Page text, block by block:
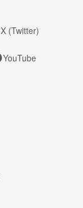
X (Twitter)
YouTube